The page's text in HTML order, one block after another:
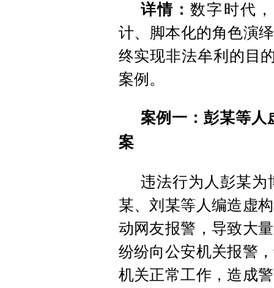
详情：数字时代
计、脚本化的角色演
终实现非法牟利的目
案例。
案例一：彭某等人
案
违法行为人彭某为
某、刘某等人编造虚
动网友报警，导致大
纷纷向公安机关报警
机关正常工作，造成